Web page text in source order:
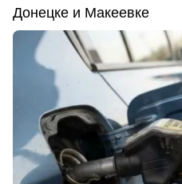
Донецке и Макеевке